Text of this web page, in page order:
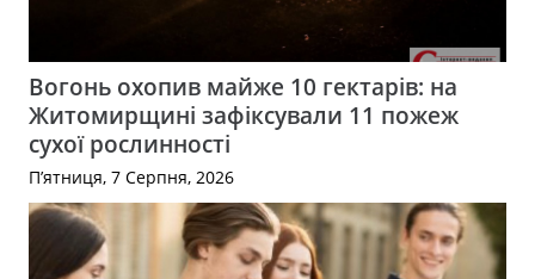
Вогонь охопив майже 10 гектарів: на
Житомирщині зафіксували 11 пожеж
сухої рослинності
П’ятниця, 7 Серпня, 2026